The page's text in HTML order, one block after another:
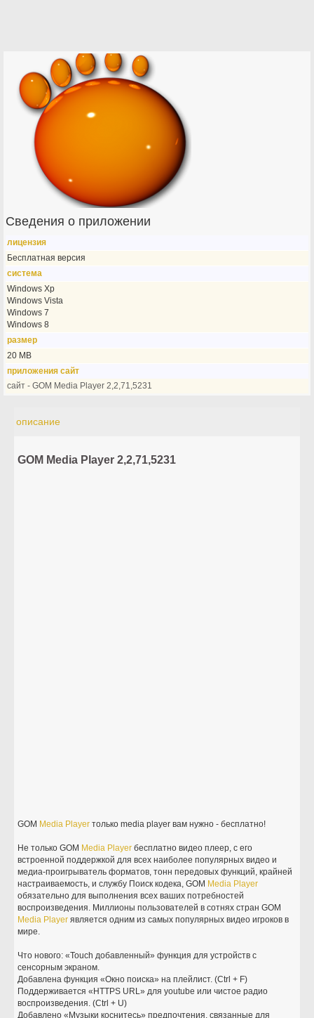
Сведения о приложении
лицензия
Бесплатная версия
система
Windows Xp
Windows Vista
Windows 7
Windows 8
размер
20 MB
приложения сайт
сайт - GOM Media Player 2,2,71,5231
описание
GOM Media Player 2,2,71,5231
GOM Media Player только media player вам нужно - бесплатно!
Не только GOM Media Player бесплатно видео плеер, с его
встроенной поддержкой для всех наиболее популярных видео и
медиа-проигрыватель форматов, тонн передовых функций, крайней
настраиваемость, и службу Поиск кодека, GOM Media Player
обязательно для выполнения всех ваших потребностей
воспроизведения. Миллионы пользователей в сотнях стран GOM
Media Player является одним из самых популярных видео игроков в
мире.
Что нового: «Touch добавленный» функция для устройств с
сенсорным экраном.
Добавлена функция «Окно поиска» на плейлист. (Ctrl + F)
Поддерживается «HTTPS URL» для youtube или чистое радио
воспроизведения. (Ctrl + U)
Добавлено «Музыки коснитесь» предпочтения, связанные для